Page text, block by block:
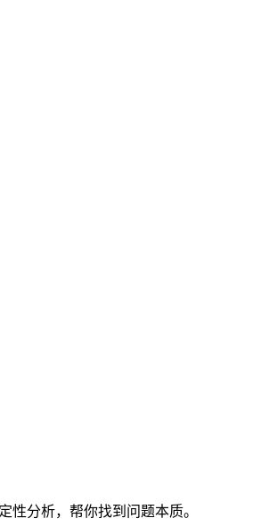
分析，帮你找到问题本质。